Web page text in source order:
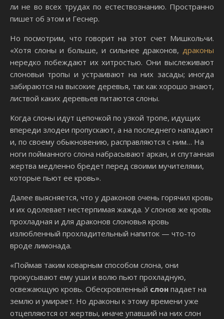
ли не во всех трудах по естествознанию. Пространно
пишет об этом и Геснер.
Но посмотрим, что говорит на этот счет Мишкольчи.
«Хотя слоны и больше, и сильнее драконов, драконы
нередко побеждают их хитростью. Они выслеживают
слоновьи тропы и устраивают на них засады; иногда
забираются на высокие деревья, так как хорошо знают,
листвой каких деревьев питаются слоны.
Когда слоны идут цепочкой по узкой тропе, идущих
впереди злодеи пропускают, а на последнего нападают
и, по своему обыкновению, расправляются с ним… На
ноги пойманного слона набрасывают аркан, и спутанная
жертва медленно бредет перед своими мучителями,
которые пьют ее кровь».
Далее выясняется, что у драконов очень горячил кровь
и их одолевает нестерпимая жажда. У слонов же кровь
прохладная и для драконов слоновья кровь
излюбленный прохладительный напиток — что-то
вроде лимонада.
«Поймав таким коварным способом слона, они
прокусывают ему уши и волю пьют прохладную,
освежающую кровь. Обескровленный слон падает на
землю и умирает. Но драконы к этому времени уже
отцепляются от жертвы, иначе упавший на них слон